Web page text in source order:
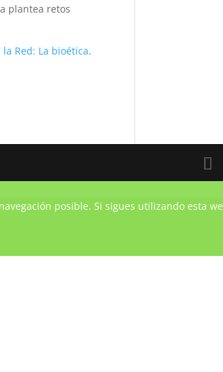
plantea retos
Red: La bioética.
posible. Si sigues utilizando esta